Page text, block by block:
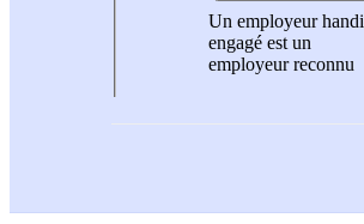
Un employeur
engagé est un
employeur reconnu